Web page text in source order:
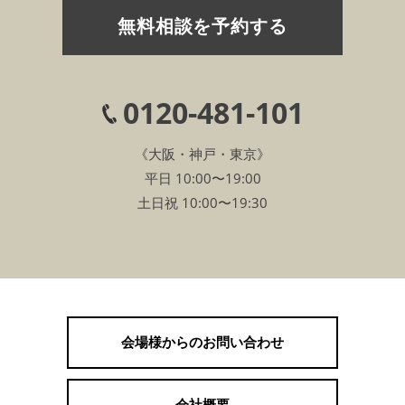
無料相談を予約する
0120-481-101
《大阪・神戸・東京》
平日 10:00〜19:00
土日祝 10:00〜19:30
会場様からのお問い合わせ